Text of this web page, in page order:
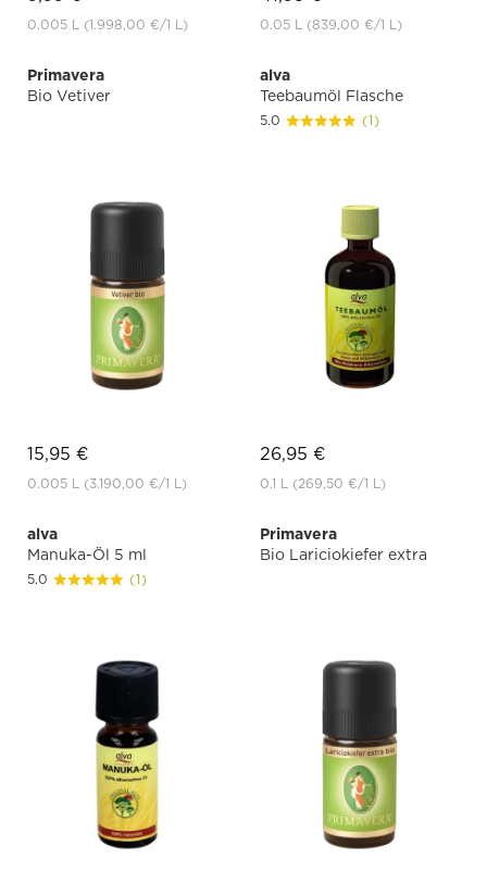
0.005 L (1.998,00 €/1 L) 0.05 L (839,00 €/1 L)
Primavera
Bio Vetiver
15,95 €
0.005 L (3.190,00 €/1 L)
alva
Teebaumöl Flasche
5.0 (1)
26,95 €
0.1 L (269,50 €/1 L)
alva
Manuka-Öl 5 ml
5.0 (1)
Primavera
Bio Lariciokiefer extra